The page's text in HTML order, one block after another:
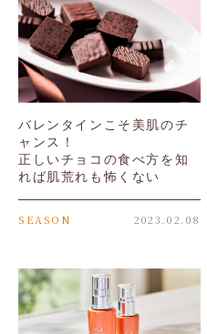
バレンタインこそ美肌のチ
ャンス！
正しいチョコの食べ方を知
れば肌荒れも怖くない
SEASON 2023.02.08